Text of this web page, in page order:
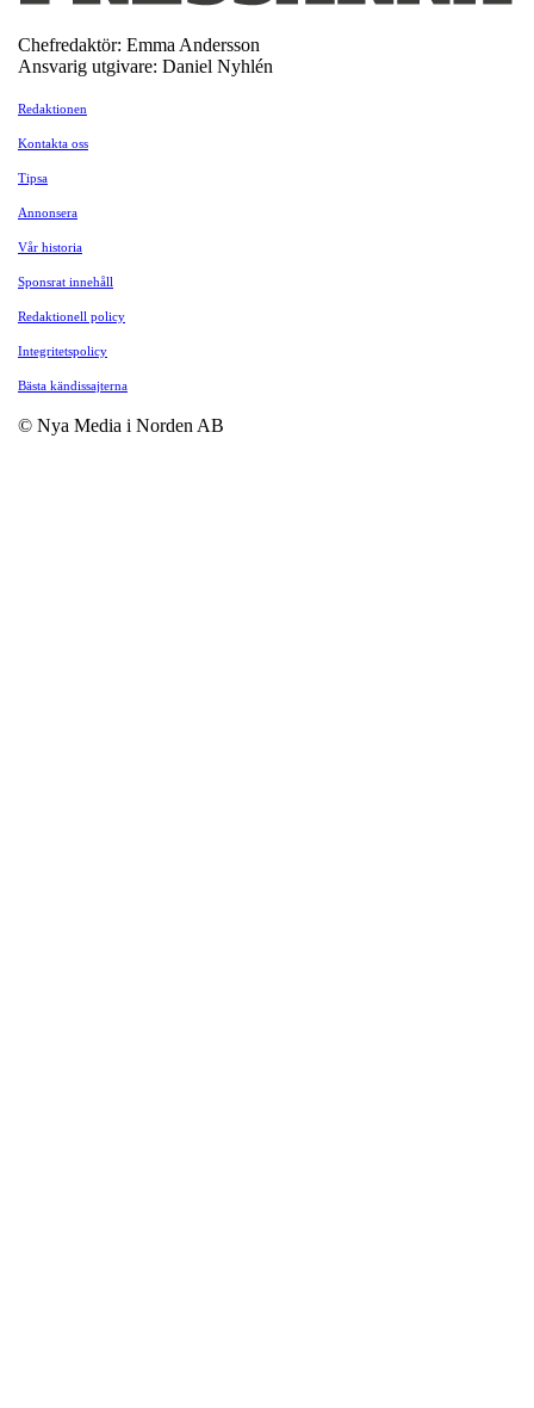
Chefredaktör: Emma Andersson
Ansvarig utgivare: Daniel Nyhlén
Redaktionen
Kontakta oss
Tipsa
Annonsera
Vår historia
Sponsrat innehåll
Redaktionell policy
Integritetspolicy
Bästa kändissajterna
© Nya Media i Norden AB